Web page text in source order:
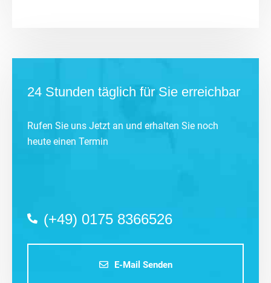
24 Stunden täglich für Sie erreichbar
Rufen Sie uns Jetzt an und erhalten Sie noch
heute einen Termin
(+49) 0175 8366526
E-Mail Senden